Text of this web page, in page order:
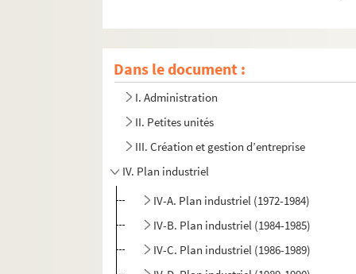
Dans le document :
I. Administration
II. Petites unités
III. Création et gestion d’entreprise
IV. Plan industriel
IV-A. Plan industriel (1972-1984)
IV-B. Plan industriel (1984-1985)
IV-C. Plan industriel (1986-1989)